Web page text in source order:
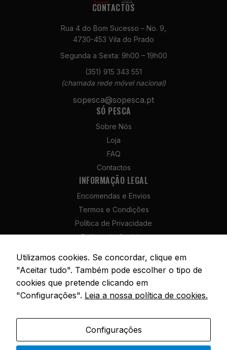
CONTACTOS
Rua 4 do Bom Sucesso – No. 9,
4730-453 Vila do Prado
Segunda a Sexta: 9h00 – 19h00
(351) 915 343 551
(chamada rede móvel nacional)
sopesca@sopesca.pt
SÓ PESCA
Sobre Nós
Loja
FAQ
Contactos
INFORMAÇÃO LEGAL
Encomendas e Envios
Termos e Condições
Política de Privacidade
Política de Cookies
Livro de Reclamações
Portuguese
Utilizamos cookies. Se concordar, clique em
"Aceitar tudo". Também pode escolher o tipo de
cookies que pretende clicando em
"Configurações". Leia a nossa política de cookies.
Configurações
Necessários
Estes cookies
opcionais. São
necessários
para o
funcionamento
do site.
e a estrutura
do site, com
como é
utilizado.
Experiência
Para que o
nosso site
funcione da
melhor forma
durante a sua
visita,
necessitamos